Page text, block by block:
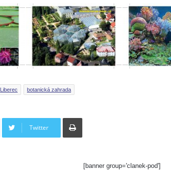
Liberec botanická zahrada
Twitter
Tisknout
[banner group='clanek-pod']